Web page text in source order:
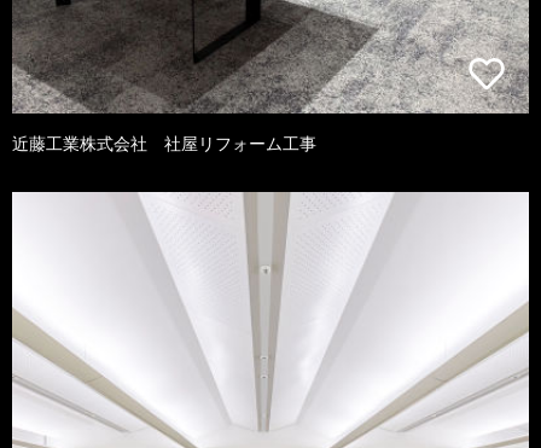
近藤工業株式会社 社屋リフォーム工事